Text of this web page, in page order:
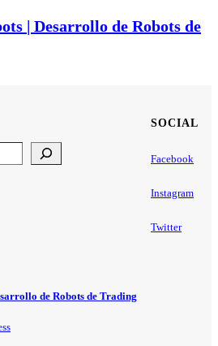
| Desarrollo de Robots de
SOCIAL
Facebook
Instagram
Twitter
de Robots de Trading